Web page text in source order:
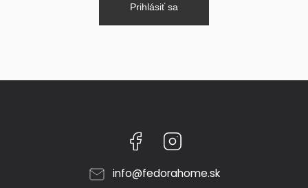
Prihlásiť sa
Facebook
info@fedorahome.sk